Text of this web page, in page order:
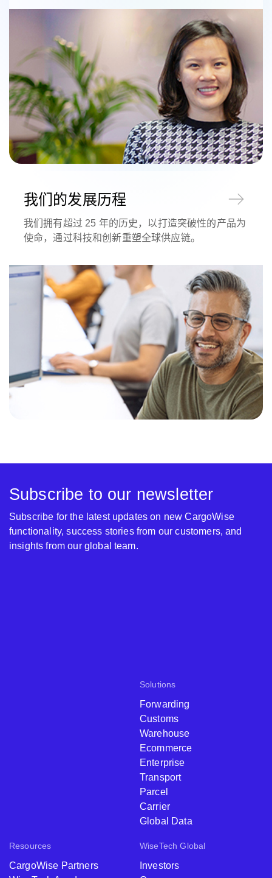
我们的发展历程
我们拥有超过 25 年的历史，以打造突破性的产品为
使命，通过科技和创新重塑全球供应链。
Solutions
Forwarding
Customs
Warehouse
Ecommerce
Enterprise
Transport
Parcel
Carrier
Global Data
Resources
CargoWise Partners
WiseTech Global
Investors
Subscribe to our newsletter
Subscribe for the latest updates on new CargoWise
functionality, success stories from our customers, and
insights from our global team.